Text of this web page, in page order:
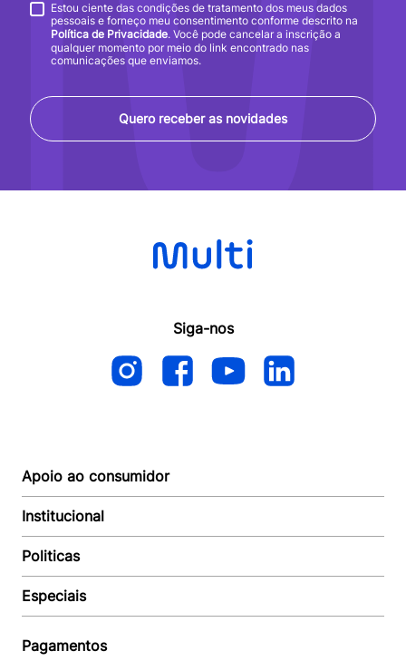
Quero receber as novidades
Estou ciente das condições de tratamento dos meus dados
pessoais e forneço meu consentimento conforme descrito na
Política de Privacidade. Você pode cancelar a inscrição a
qualquer momento por meio do link encontrado nas
comunicações que enviamos.
Siga-nos
Apoio ao consumidor
Autoatendimento
Suporte e reparo
Acompanhar Entrega
Baixe o APP
Institucional
Quem somos
Revendedor
Seja um Revendedor
Trabalhe conosco
Politicas
Política de Entrega
Política de Pagamento
Política de Privacidade
Especiais
Pagamentos